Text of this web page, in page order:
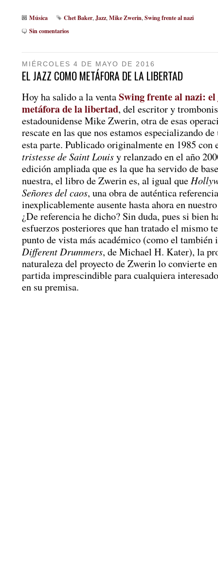
Música Chet Baker, Jazz, Mike Zwerin, Swing frente al nazi
Sin comentarios
MIÉRCOLES 4 DE MAYO DE 2016
EL JAZZ COMO METÁFORA DE LA LIBERTAD
Hoy ha salido a la ventaSwing frente al nazi: el
metáfora de la libertad, del escritor y
estadounidense Mike Zwerin, otra de esas
rescate en las que nos estamos especializando
esta parte. Publicado originalmente en 1985
tristesse de Saint Louisy relanzado en el año
edición ampliada que es la que ha servido de
nuestra, el libro de Zwerin es, al igual que
Señores del caos, una obra de auténtica
inexplicablemente ausente hasta ahora en
¿De referencia he dicho? Sin duda, pues si bien
esfuerzos posteriores que han tratado el mismo
punto de vista más académico (como el también
Different Drummers, de Michael H. Kater), la
naturaleza del proyecto de Zwerin lo convierte
partida imprescindible para cualquiera
en su premisa.